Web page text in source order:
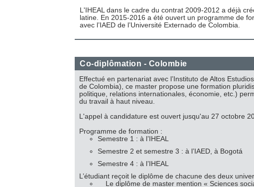
L'IHEAL dans le cadre du contrat 2009-2012 a déjà
latine. En 2015-2016 a été ouvert un programme de
avec l’IAED de l’Université Externado de Colombia.
Co-diplômation - Colombie
Effectué en partenariat avec l’Instituto de Altos
de Colombia), ce master propose une formation
politique, relations internationales, économie, etc.)
du travail à haut niveau.
L'appel à candidature est ouvert jusqu'au 27 octobre
Programme de formation :
Semestre 1 : à l’IHEAL
Semestre 2 et semestre 3 : à l’IAED, à Bogotá
Semestre 4 : à l’IHEAL
L’étudiant reçoit le diplôme de chacune des deux
Le diplôme de master mention « Sciences